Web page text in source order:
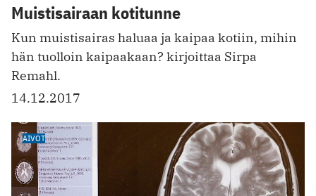
Muistisairaan kotitunne
Kun muistisairas haluaa ja kaipaa kotiin, mihin
hän tuolloin kaipaakaan? kirjoittaa Sirpa
Remahl.
14.12.2017
AIVOT